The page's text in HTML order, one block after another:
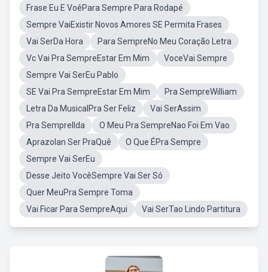
Frase Eu E VoêPara Sempre Para Rodapé
Sempre VaiExistir Novos Amores SE Permita Frases
Vai SerDa Hora
Para SempreNo Meu Coração Letra
Vc Vai Pra SempreEstar Em Mim
VoceVai Sempre
Sempre Vai SerEu Pablo
SE Vai Pra SempreEstar Em Mim
Pra SempreWilliam
Letra Da MusicalPra Ser Feliz
Vai SerAssim
Pra SempreIlda
O Meu Pra SempreNao Foi Em Vao
Aprazolan Ser PraQuê
O Que ÉPra Sempre
Sempre Vai SerEu
Desse Jeito VocêSempre Vai Ser Só
Quer MeuPra Sempre Toma
Vai Ficar Para SempreAqui
Vai SerTao Lindo Partitura